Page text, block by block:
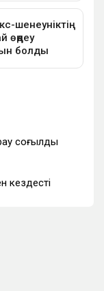
соғылды
кездесті